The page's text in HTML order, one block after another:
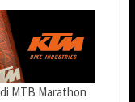
MTB Marathon